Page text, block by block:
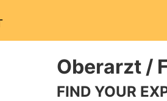
Oberarzt /
FIND YOUR